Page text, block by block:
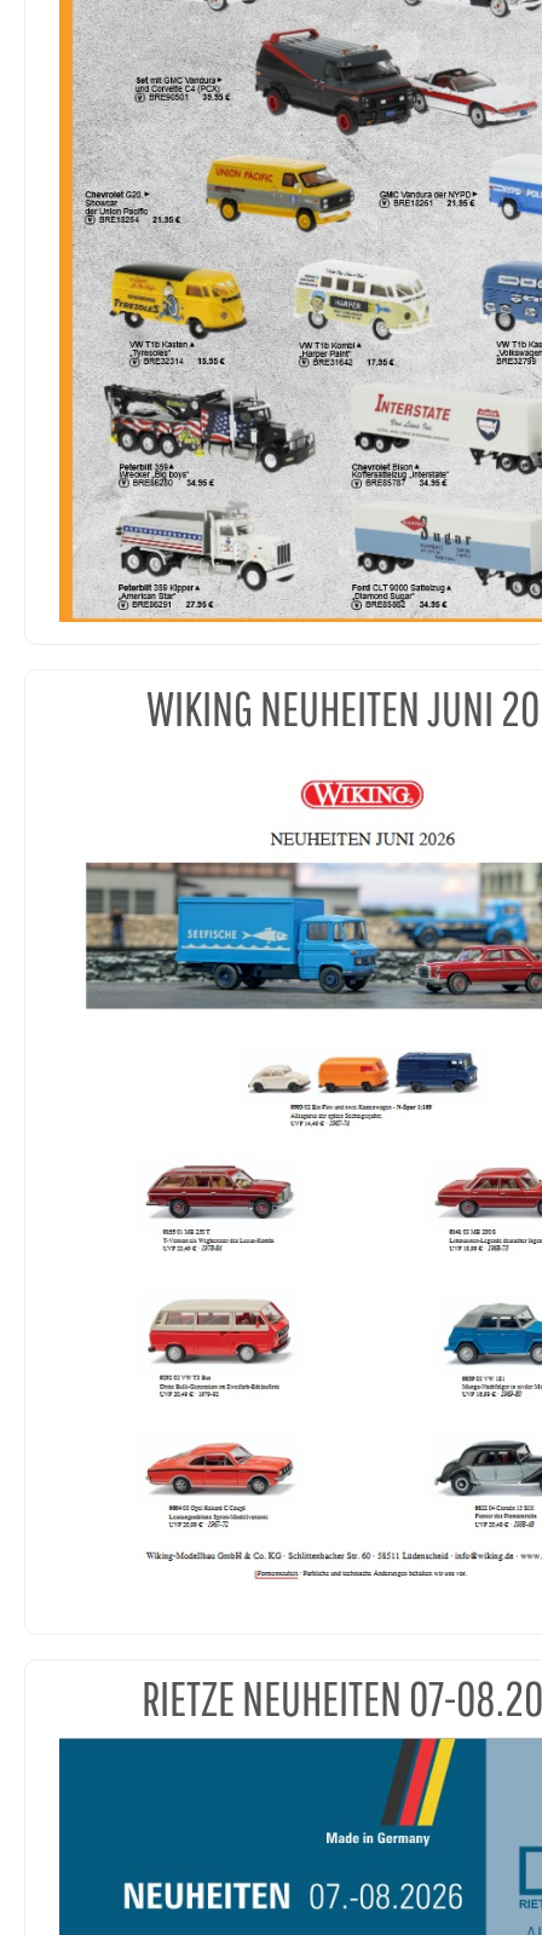
WIKING NEUHEITEN JUNI
RIETZE NEUHEITEN 07-